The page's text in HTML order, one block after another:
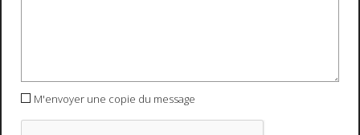
M'envoyer une copie du message